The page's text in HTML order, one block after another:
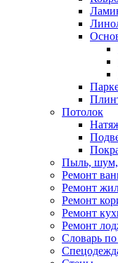
Потолок
Пыль, шум,
Ремонт
Ремонт
Ремонт
Ремонт
Ремонт
Словарь